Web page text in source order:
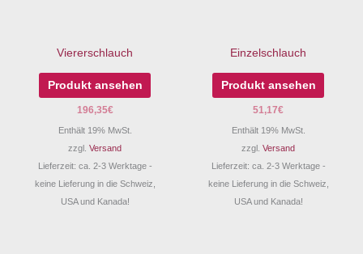
Viererschlauch
Produkt ansehen
196,35€
Enthält 19% MwSt.
zzgl. Versand
Lieferzeit: ca. 2-3 Werktage -
keine Lieferung in die Schweiz,
USA und Kanada!
Einzelschlauch
Produkt ansehen
51,17€
Enthält 19% MwSt.
zzgl. Versand
Lieferzeit: ca. 2-3 Werktage -
keine Lieferung in die Schweiz,
USA und Kanada!